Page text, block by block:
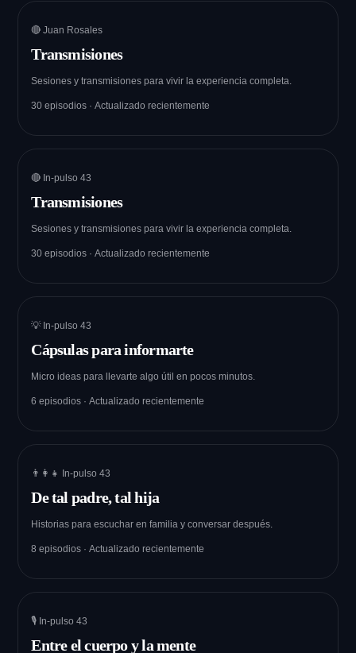
🔴 Juan Rosales
Transmisiones
Sesiones y transmisiones para vivir la experiencia completa.
30 episodios · Actualizado recientemente
🔴 In-pulso 43
Transmisiones
Sesiones y transmisiones para vivir la experiencia completa.
30 episodios · Actualizado recientemente
💡 In-pulso 43
Cápsulas para informarte
Micro ideas para llevarte algo útil en pocos minutos.
6 episodios · Actualizado recientemente
👨‍👩‍👧 In-pulso 43
De tal padre, tal hija
Historias para escuchar en familia y conversar después.
8 episodios · Actualizado recientemente
🎙 In-pulso 43
Entre el cuerpo y la mente